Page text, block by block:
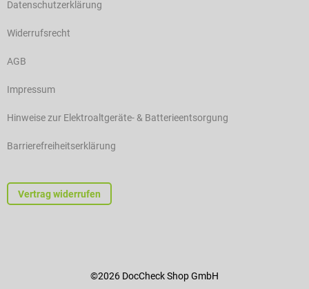
Datenschutzerklärung
Widerrufsrecht
AGB
Impressum
Hinweise zur Elektroaltgeräte- & Batterieentsorgung
Barrierefreiheitserklärung
Vertrag widerrufen
©2026 DocCheck Shop GmbH